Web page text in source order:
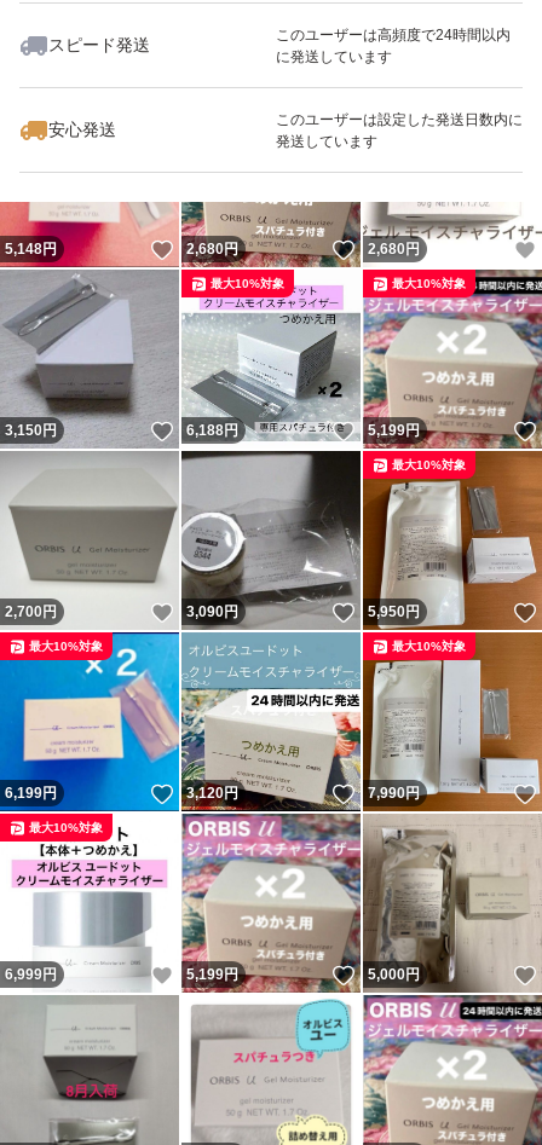
スピード発送
このユーザーは高頻度で24時間以内
に発送しています
安心発送
このユーザーは設定した発送日数内に
発送しています
いいね！
2,679
5,148円 いいね！
2,680円 いいね！
2,680 円
3,150円 いいね！
6,188円 いいね！
最大10%対象
5,199円
最大10%対象
2,700円 いいね！
3,090円 いいね！
5,950円
最大10%対象
6,199円 いいね！
最大10%対象
3,120円 いいね！
7,990円
最大10%対象
6,999円 いいね！
最大10%対象
5,199円 いいね！
5,000円